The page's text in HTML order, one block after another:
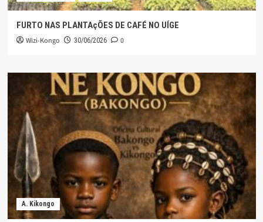
FURTO NAS PLANTAçÕES DE CAFÉ NO UÍGE
Wizi-Kongo 30/06/2026 0
A. Kikongo